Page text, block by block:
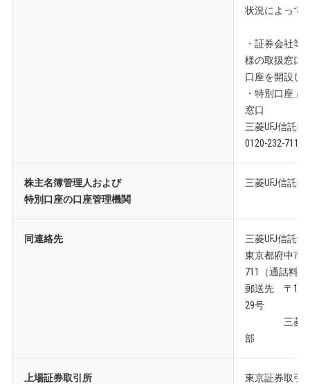
状況によって
・証券会社等
様の取扱窓口
口座を開設し
・特別口座」
窓口
三菱UFJ信託
0120-232-711
株主名簿管理人および
特別口座の口座管理機関
三菱UFJ信託
同連絡先
三菱UFJ信託
東京都府中市
711（通話料
郵送先 〒
29号
三菱UFJ
部
上場証券取引所
東京証券取